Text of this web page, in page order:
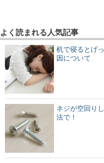
よく読まれる人気記事
机で寝るとげ
因について
ネジが空回り
法で！